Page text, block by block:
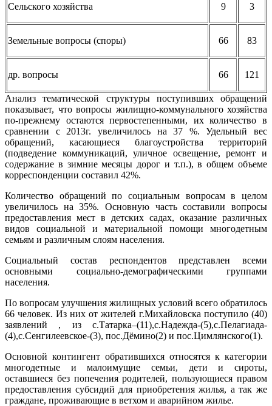
Сельского хозяйства 9 3
Земельные вопросы (споры) 66 83
др. вопросы 66 121
Анализ тематической структуры поступивших обращений
показывает, что вопросы жилищно-коммунального хозяйства
по-прежнему остаются первостепенными, их количество в
сравнении с 2013г. увеличилось на 37 %. Удельный вес
обращений, касающиеся благоустройства территорий
(подведение коммуникаций, уличное освещение, ремонт и
содержание в зимние месяцы дорог и т.п.), в общем объеме
корреспонденции составил 42%.
Количество обращений по социальным вопросам в целом
увеличилось на 35%. Основную часть составили вопросы
предоставления мест в детских садах, оказание различных
видов социальной и материальной помощи многодетным
семьям и различным слоям населения.
Социальный состав респондентов представлен всеми
основными социально-демографическими группами
населения.
По вопросам улучшения жилищных условий всего обратилось
66 человек. Из них от жителей г.Михайловска поступило (40)
заявлений , из с.Татарка–(11),с.Надежда-(5),с.Пелагиада-
(4),с.Сенгилеевское-(3), пос.Дёмино(2) и пос.Цимлянского(1).
Основной контингент обратившихся относятся к категории
многодетные и малоимущие семьи, дети и сироты,
оставшиеся без попечения родителей, пользующиеся правом
предоставления субсидий для приобретения жилья, а так же
граждане, проживающие в ветхом и аварийном жилье.